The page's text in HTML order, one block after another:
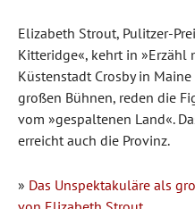
Elizabeth Strout, Pulitzer-
Kitteridge«, kehrt in
Küstenstadt Crosby in
großen Bühnen, reden die
vom »gespaltenen Land«.
erreicht auch die Provinz.
» Das Unspektakuläre als